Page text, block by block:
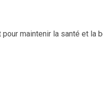
maintenir la santé et la